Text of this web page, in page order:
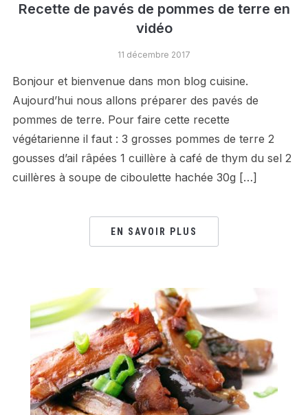
Recette de pavés de pommes de terre en
vidéo
11 décembre 2017
Bonjour et bienvenue dans mon blog cuisine.
Aujourd’hui nous allons préparer des pavés de
pommes de terre. Pour faire cette recette
végétarienne il faut : 3 grosses pommes de terre 2
gousses d’ail râpées 1 cuillère à café de thym du sel 2
cuillères à soupe de ciboulette hachée 30g […]
EN SAVOIR PLUS